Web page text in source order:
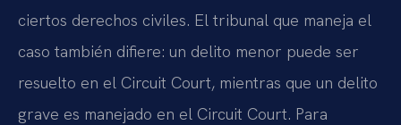
ciertos derechos civiles. El tribunal que maneja el
caso también difiere: un delito menor puede ser
resuelto en el Circuit Court, mientras que un delito
grave es manejado en el Circuit Court. Para